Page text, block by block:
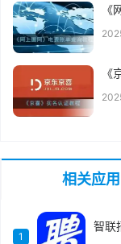
《
《
相关应用
1
智联